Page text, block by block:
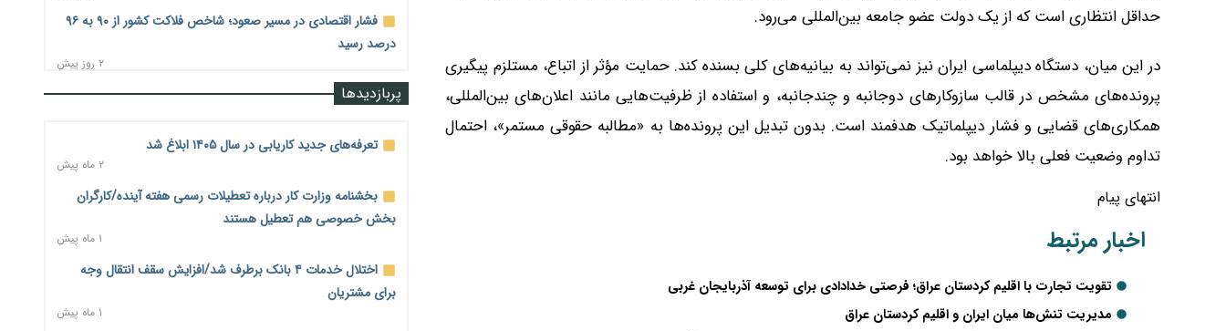
حداقل انتظاری است که از یک دولت عضو جامعه بین‌المللی می‌رود.
در این میان، دستگاه دیپلماسی ایران نیز نمی‌تواند به بیانیه‌های کلی بسنده کند. حمایت مؤثر از اتباع، مستلزم پیگیری
پرونده‌های مشخص در قالب سازوکارهای دوجانبه و چندجانبه، و استفاده از ظرفیت‌هایی مانند اعلان‌های بین‌المللی،
همکاری‌های قضایی و فشار دیپلماتیک هدفمند است. بدون تبدیل این پرونده‌ها به «مطالبه حقوقی مستمر»، احتمال
تداوم وضعیت فعلی بالا خواهد بود.
انتهای پیام
اخبار مرتبط
تقویت تجارت با اقلیم کردستان عراق؛ فرصتی خدادادی برای توسعه آذربایجان غربی
مدیریت تنش‌ها میان ایران و اقلیم کردستان عراق
فشار اقتصادی در مسیر صعود؛ شاخص فلاکت کشور از ۹۰ به ۹۶
درصد رسید
۲ روز پیش
رشد ۷۵ هزار میلیاردی بازار خرید اعتباری؛ فین‌تک‌ها وارد میدان
۲ روز پیش
آغاز اجرای پایلوت «ردا کارت» برای دانشجویان تحصیلات تکمیلی
۲ روز پیش
محدودیت تازه برای شبکه بانکی؛ افزایش سپرده قانونی با هدف
کنترل تورم
۲ روز پیش
پربازدیدها
تعرفه‌های جدید کاریابی در سال ۱۴۰۵ ابلاغ شد
۲ ماه پیش
بخشنامه وزارت کار درباره تعطیلات رسمی هفته آینده/کارگران
بخش خصوصی هم تعطیل هستند
۱ ماه پیش
اختلال خدمات ۴ بانک برطرف شد/افزایش سقف انتقال وجه
برای مشتریان
۱ ماه پیش